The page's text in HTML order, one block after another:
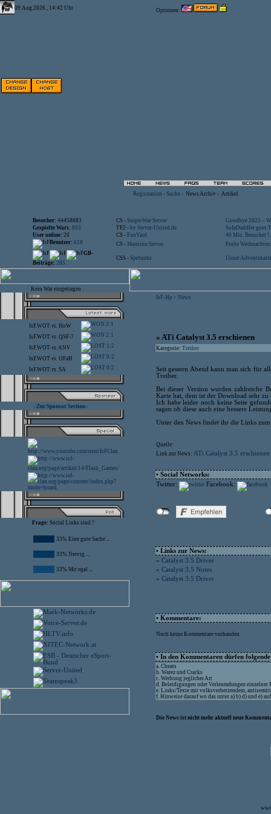
09.Aug.2026 , 14:42 Uhr Optionen:
Registration - Suche - News Archiv - Artikel
Besucher: 44458883 CS - SniperWar Server
Goodbye 2025 –
Gespielte Wars: 803 TF2 - by Server-United.de
SofaDaddler goes
User online: 20 CS - FunYard
40 Mio. Beuscher
Benutzer: 618 CS - Mansion Server
Frohe
GB-
Beiträge: 285
CSS - Spelunke Unser
Kein War eingetragen
IsF.WOT vs. HoW 2:1
IsF.WOT vs. QSF-7 2:1
IsF.WOT vs.ANV 1:2
IsF.WOT vs. OFaH 0:2
IsF.WOT vs. SA 0:2
- Zur Sponsor Section -
Frage: Social Links sind ?
33% Eine gute Sache ...
33% Nervig ...
33% Mir egal ...
IsF-Hp > News
» ATi Catalyst 3.5 erschienen
Kategorie: Treiber
Seit gestern Abend kann man sich für
Treiber.
Bei dieser Version wurden zahlreiche
Karte hat, dem ist der Download sehr zu
Ich habe leider noch keine Seite
sagen ob diese auch eine bessere
Unter den News findet ihr die Links
Quelle:
Link zur News: ATi Catalyst 3.5 erschienen
• Social Networks:
Twitter:
Facebook:
• Links zur News:
» Catalyst 3.5 Driver
» Catalyst 3.5 Notes
» Catalyst 3.5 Driver
• Kommentare:
Noch keine Kommentare vorhanden
• In den Kommentaren dürfen
a. Cheats
b. Warez und Cracks
c. Werbung jeglicher Art
d. Beleidigungen oder Verleumdungen einzelner
e. Links/Texte mit volksverhetzendem,
f. Hinweise darauf wo das unter a) b) d) und e)
Die News ist nicht mehr aktuell neue